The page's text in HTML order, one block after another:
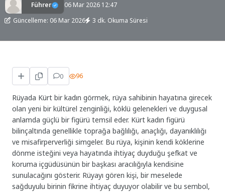
Führer
06 Mar 2026 12:47
Güncelleme: 06 Mar 2026
3 dk. Okuma Süresi
0 96
Rüyada Kürt bir kadın görmek, rüya sahibinin hayatına girecek
olan yeni bir kültürel zenginliği, köklü gelenekleri ve duygusal
anlamda güçlü bir figürü temsil eder. Kürt kadın figürü
bilinçaltında genellikle toprağa bağlılığı, anaçlığı, dayanıklılığı
ve misafirperverliği simgeler. Bu rüya, kişinin kendi köklerine
dönme isteğini veya hayatında ihtiyaç duyduğu şefkat ve
koruma içgüdüsünün bir başkası aracılığıyla kendisine
sunulacağını gösterir. Rüyayı gören kişi, bir meselede
sağduyulu birinin fikrine ihtiyaç duyuyor olabilir ve bu sembol,